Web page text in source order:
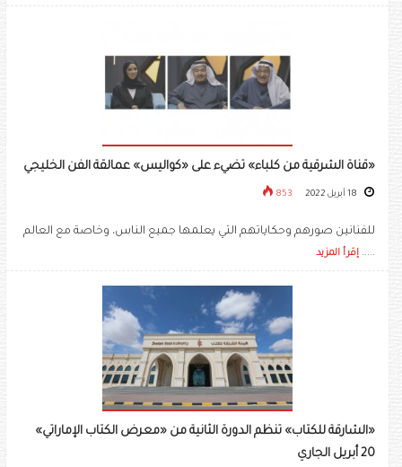
«قناة الشرقية من كلباء» تضيء على «كواليس» عمالقة الفن الخليجي
853
للفنانين صورهم وحكاياتهم التي يعلمها جميع الناس، وخاصة مع العالم
..... إقرأ المزيد
«الشارقة للكتاب» تنظم الدورة الثانية من «معرض الكتاب الإماراتي»
20 أبريل الجاري